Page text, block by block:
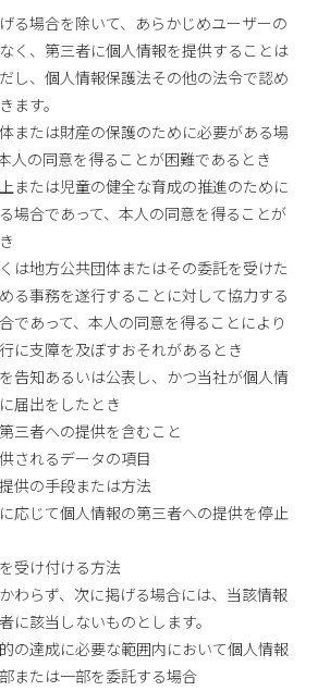
る場合を除いて、あらかじめユーザーの
く、第三者に個人情報を提供することは
し、個人情報保護法その他の法令で認め
ます。
または財産の保護のために必要がある場
人の同意を得ることが困難であるとき
または児童の健全な育成の推進のために
場合であって、本人の同意を得ることが
は地方公共団体またはその委託を受けた
る事務を遂行することに対して協力する
であって、本人の同意を得ることにより
に支障を及ぼすおそれがあるとき
告知あるいは公表し、かつ当社が個人情
届出をしたとき
三者への提供を含むこと
されるデータの項目
供の手段または方法
応じて個人情報の第三者への提供を停止
受け付ける方法
わらず、次に掲げる場合には、当該情報
に該当しないものとします。
の達成に必要な範囲内において個人情報
または一部を委託する場合